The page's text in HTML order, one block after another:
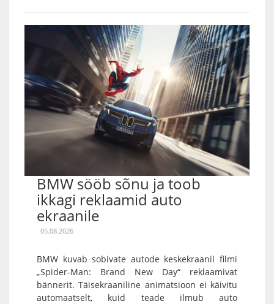
BMW sööb sõnu ja toob
ikkagi reklaamid auto
ekraanile
05.08.2026
BMW kuvab sobivate autode keskekraanil filmi
„Spider-Man: Brand New Day“ reklaamivat
bännerit. Täisekraaniline animatsioon ei käivitu
automaatselt, kuid teade ilmub auto